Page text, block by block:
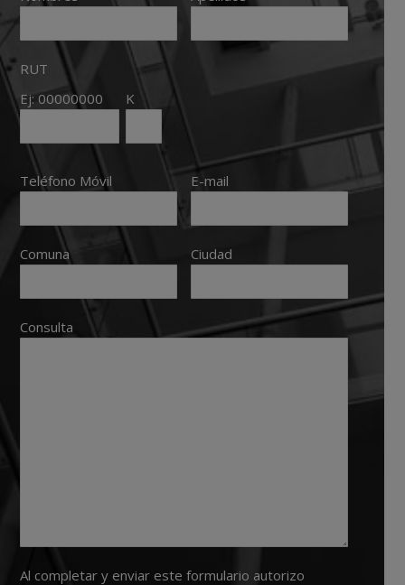
RUT
Ej: 00000000
K
Teléfono Móvil E-mail
Comuna Ciudad
Consulta
Al completar y enviar este formulario autorizo